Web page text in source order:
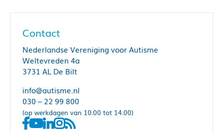
Contact
Nederlandse Vereniging voor Autisme
Weltevreden 4a
3731 AL De Bilt
info@autisme.nl
030 – 22 99 800
(op werkdagen van 10.00 tot 14.00)